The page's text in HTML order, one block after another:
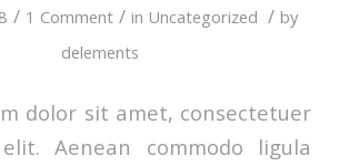
/ 1 Comment / in Uncategorized / by
delements
dolor sit amet, consectetuer
Aenean commodo ligula